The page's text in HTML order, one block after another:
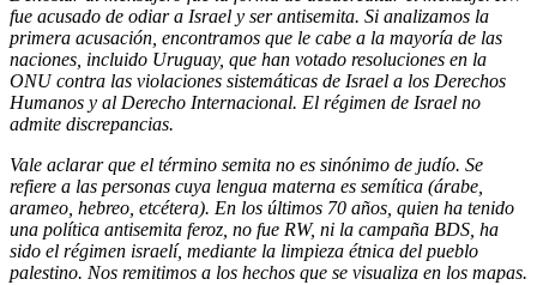
fue acusado de odiar a Israel y ser antisemita. Si analizamos la
primera acusación, encontramos que le cabe a la mayoría de las
naciones, incluido Uruguay, que han votado resoluciones en la
ONU contra las violaciones sistemáticas de Israel a los Derechos
Humanos y al Derecho Internacional. El régimen de Israel no
admite discrepancias.
Vale aclarar que el término semita no es sinónimo de judío. Se
refiere a las personas cuya lengua materna es semítica (árabe,
arameo, hebreo, etcétera). En los últimos 70 años, quien ha tenido
una política antisemita feroz, no fue RW, ni la campaña BDS, ha
sido el régimen israelí, mediante la limpieza étnica del pueblo
palestino. Nos remitimos a los hechos que se visualiza en los mapas.